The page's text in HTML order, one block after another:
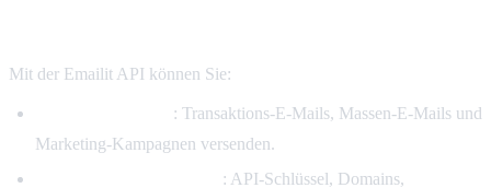
Mit der Emailit API können Sie:
: Transaktions-E-Mails, Massen-E-Mails und
Marketing-Kampagnen versenden.
: API-Schlüssel, Domains,